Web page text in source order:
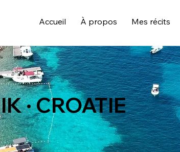
Accueil À propos Mes récits
· CROATIE